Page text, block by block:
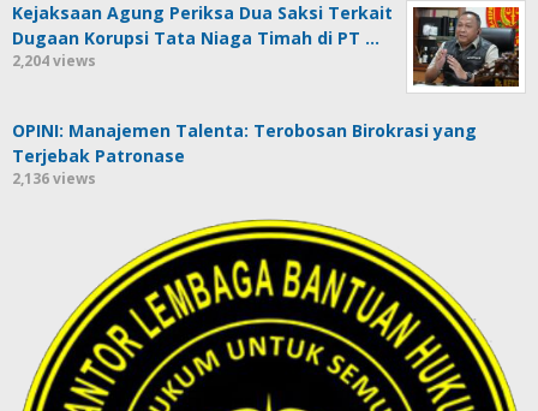
Kejaksaan Agung Periksa Dua Saksi Terkait
Dugaan Korupsi Tata Niaga Timah di PT …
2,204 views
OPINI: Manajemen Talenta: Terobosan Birokrasi yang
Terjebak Patronase
2,136 views